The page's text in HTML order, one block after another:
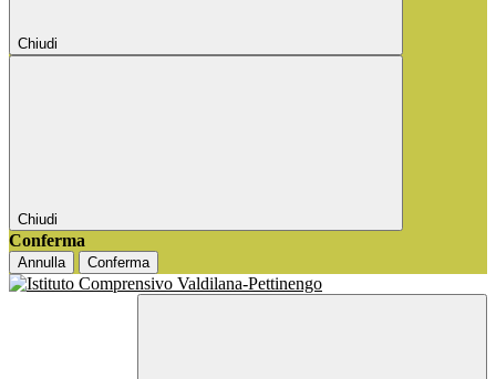
Chiudi
Chiudi
Conferma
Annulla Conferma